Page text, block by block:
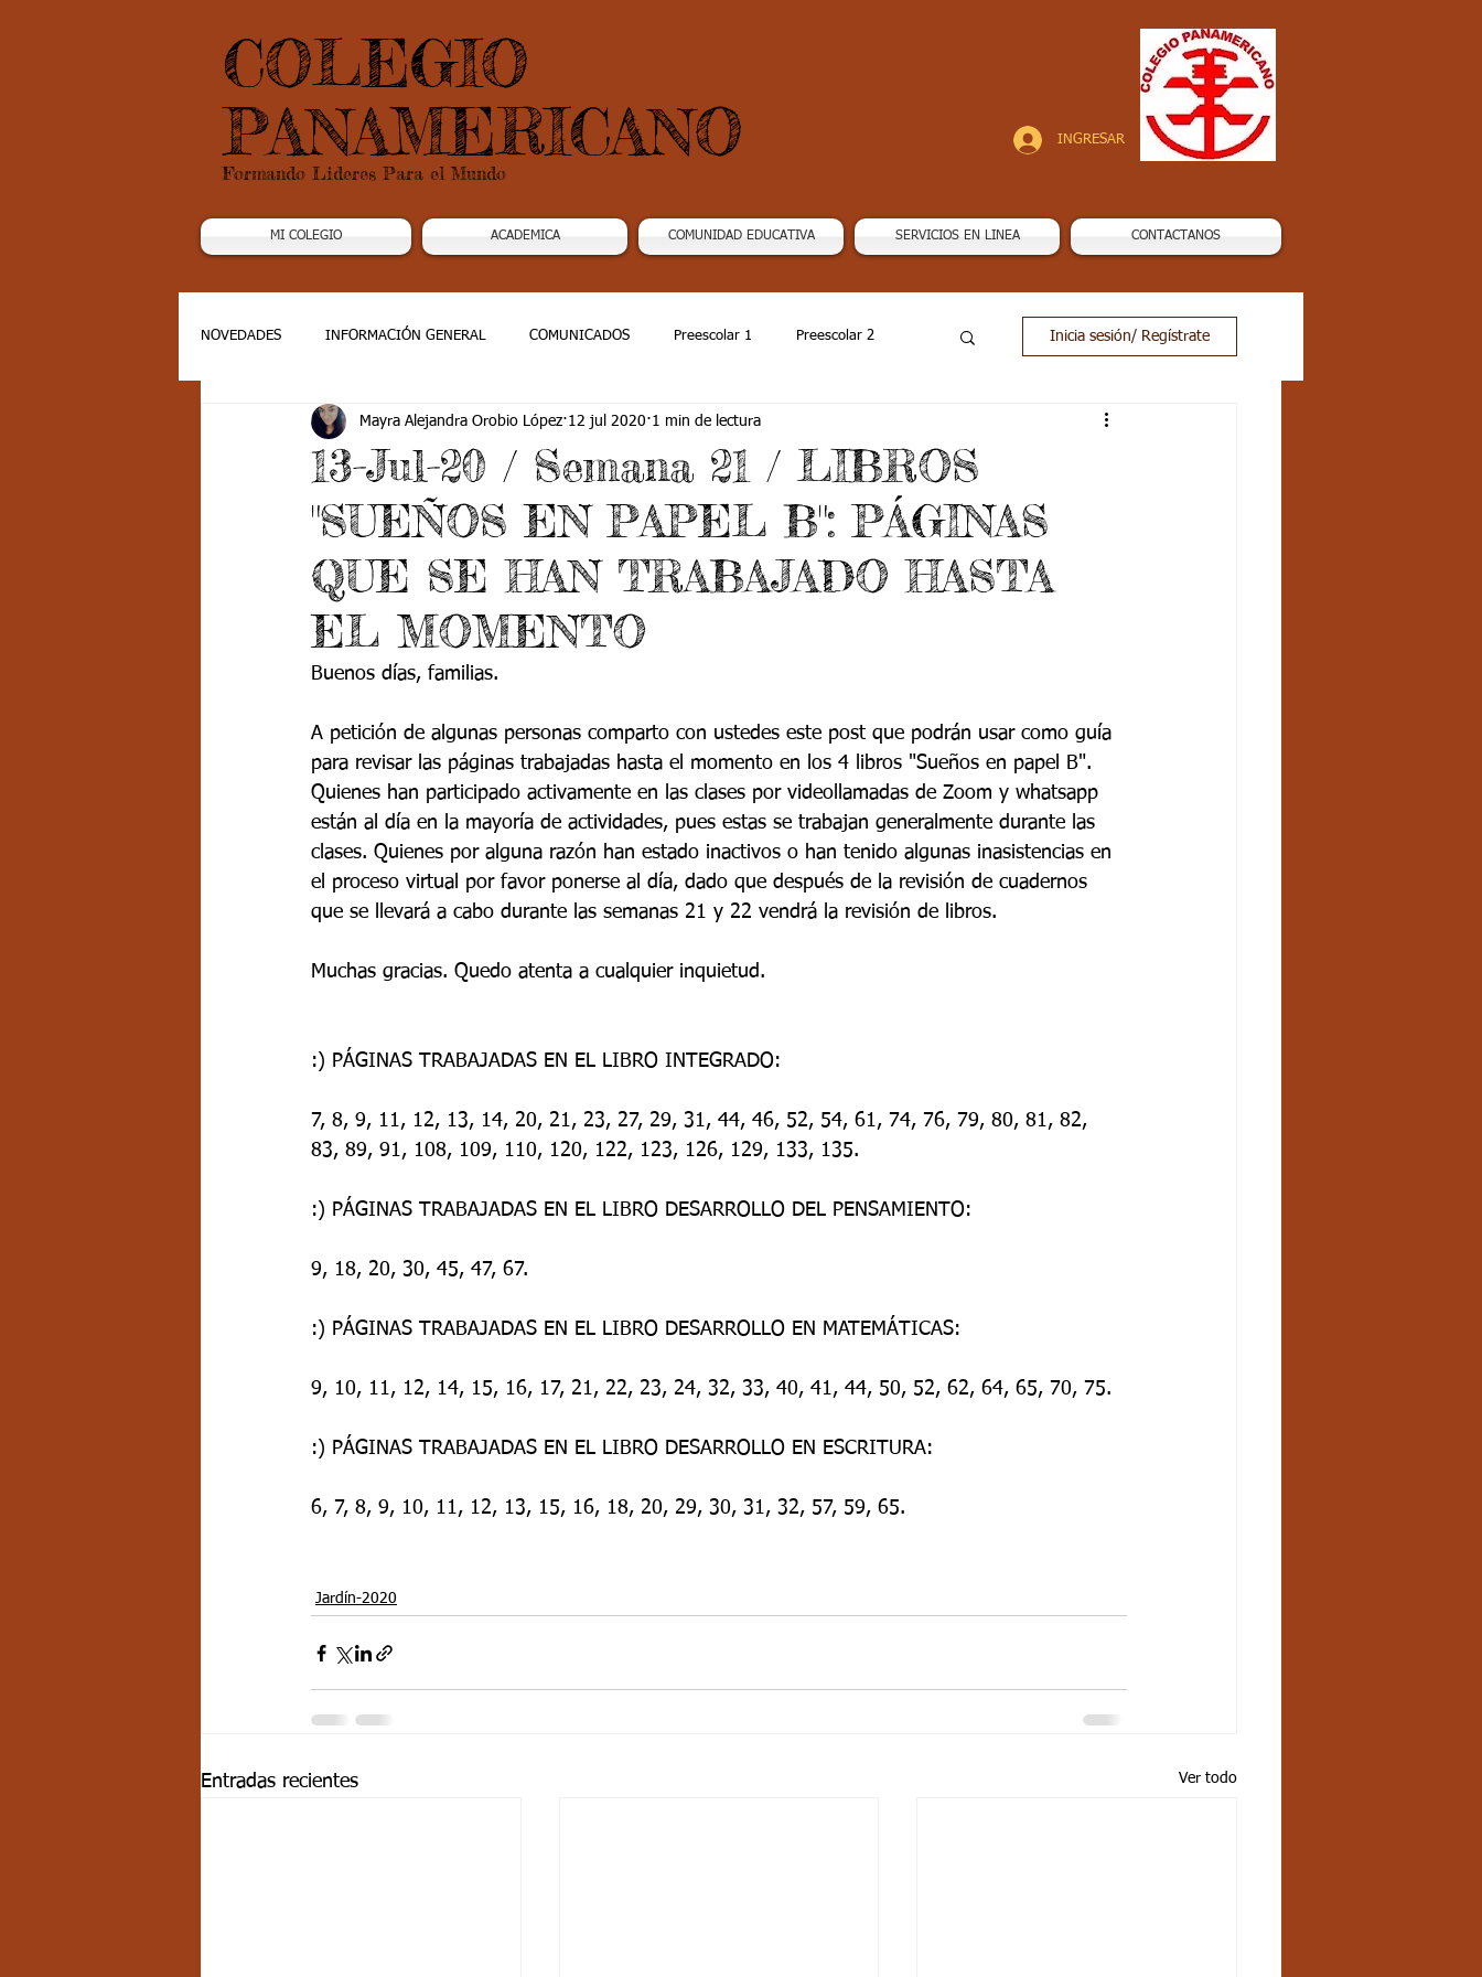
COLEGIO
PANAMERICANO
Formando Lideres Para el Mundo
INGRESAR
MI COLEGIO ACADEMICA COMUNIDAD EDUCATIVA SERVICIOS EN LINEA CONTACTANOS
NOVEDADES INFORMACIÓN GENERAL COMUNICADOS Preescolar 1 Preescolar 2
Grado 2 Grado 3 Grado 4 Grado 5 Grado 6
Grado 7 -2 Grado 8 Grado 9 Grado 10 Grado 11
PSICOLOGÍA INSTITUCIONAL
Inicia sesión/ Regístrate
13-Jul-20 / Semana 21 / LIBROS
"SUEÑOS EN PAPEL B": PÁGINAS
QUE SE HAN TRABAJADO HASTA
EL MOMENTO
Mayra Alejandra Orobio López 12 jul 2020 1 min de lectura
Buenos días, familias.
A petición de algunas personas comparto con ustedes este post que podrán usar como guía
para revisar las páginas trabajadas hasta el momento en los 4 libros "Sueños en papel B".
Quienes han participado activamente en las clases por videollamadas de Zoom y whatsapp
están al día en la mayoría de actividades, pues estas se trabajan generalmente durante las
clases. Quienes por alguna razón han estado inactivos o han tenido algunas inasistencias en
el proceso virtual por favor ponerse al día, dado que después de la revisión de cuadernos
que se llevará a cabo durante las semanas 21 y 22 vendrá la revisión de libros.
Muchas gracias. Quedo atenta a cualquier inquietud.
:) PÁGINAS TRABAJADAS EN EL LIBRO INTEGRADO:
7, 8, 9, 11, 12, 13, 14, 20, 21, 23, 27, 29, 31, 44, 46, 52, 54, 61, 74, 76, 79, 80, 81, 82,
83, 89, 91, 108, 109, 110, 120, 122, 123, 126, 129, 133, 135.
:) PÁGINAS TRABAJADAS EN EL LIBRO DESARROLLO DEL PENSAMIENTO:
9, 18, 20, 30, 45, 47, 67.
:) PÁGINAS TRABAJADAS EN EL LIBRO DESARROLLO EN MATEMÁTICAS:
9, 10, 11, 12, 14, 15, 16, 17, 21, 22, 23, 24, 32, 33, 40, 41, 44, 50, 52, 62, 64, 65, 70, 75.
:) PÁGINAS TRABAJADAS EN EL LIBRO DESARROLLO EN ESCRITURA:
6, 7, 8, 9, 10, 11, 12, 13, 15, 16, 18, 20, 29, 30, 31, 32, 57, 59, 65.
Jardín-2020
Entradas recientes Ver todo